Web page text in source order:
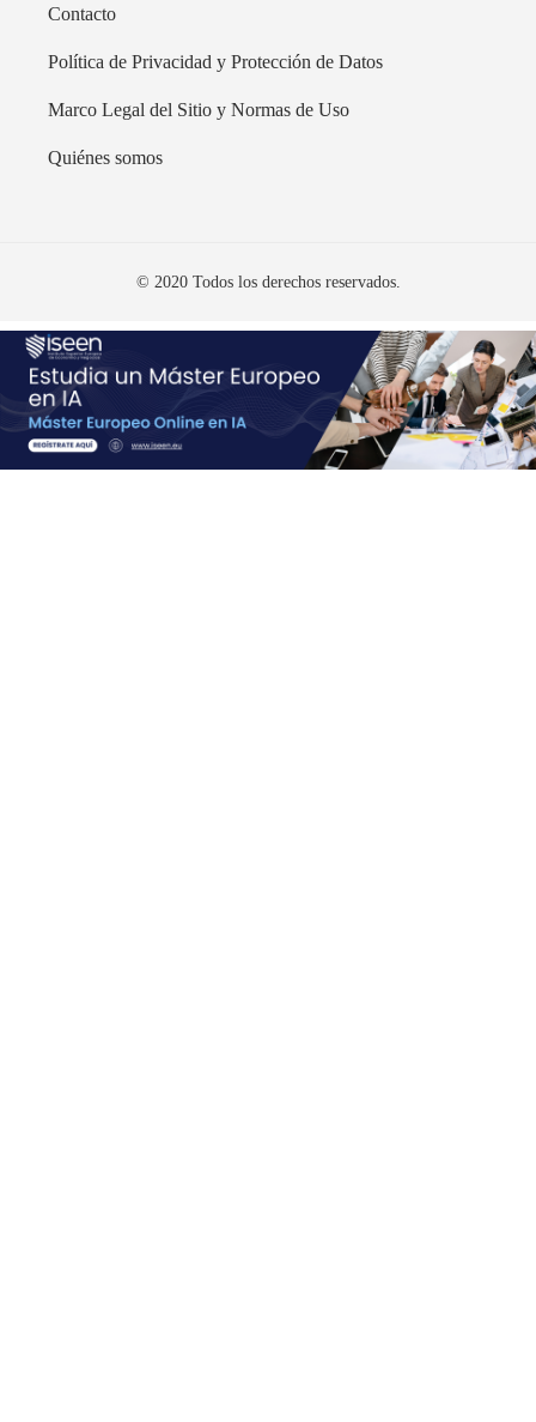
Contacto
Política de Privacidad y Protección de Datos
Marco Legal del Sitio y Normas de Uso
Quiénes somos
© 2020 Todos los derechos reservados.